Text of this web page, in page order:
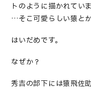
トのように描かれていま
…そこ可愛らしい猿と
はいだめです。
なぜか？
秀吉の部下には猿飛佐